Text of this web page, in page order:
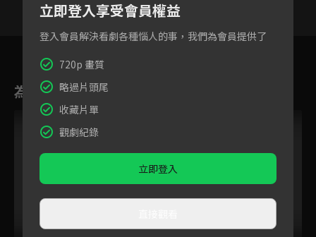
為您推薦
立即登入享受會員權益
登入會員解決看劇各種惱人的事，我們為會員提供了
720p 畫質
略過片頭尾
收藏片單
觀劇紀錄
立即登入